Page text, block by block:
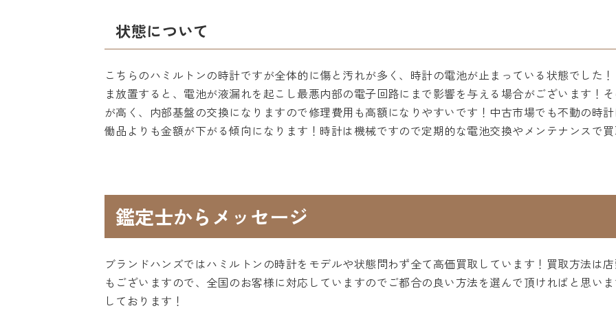
状態について
こちらのハミルトンの時計ですが全体的に傷と汚れが多く、時計の電池が止まっている状態でした
ま放置すると、電池が液漏れを起こし最悪内部の電子回路にまで影響を与える場合がございます！
が高く、内部基盤の交換になりますので修理費用も高額になりやすいです！中古市場でも不動の時
働品よりも金額が下がる傾向になります！時計は機械ですので定期的な電池交換やメンテナンスで
鑑定士からメッセージ
ブランドハンズではハミルトンの時計をモデルや状態問わず全て高価買取しています！買取方法は
もございますので、全国のお客様に対応していますのでご都合の良い方法を選んで頂ければと思い
しております！